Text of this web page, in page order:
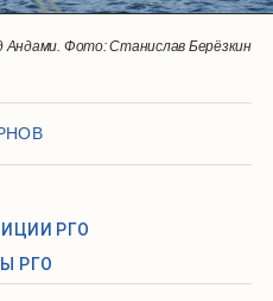
Андами. Фото: Станислав Берёзкин
Фото: Станислав Берёзкин
океану. Фото: Станислав Берёзкин
морей. Фото: Станислав Берёзкин
скалах. Фото: Станислав Берёзкин
Фото: Станислав Берёзкин
Тихого. Фото: Станислав Берёзкин
теплее. Фото: Станислав Берёзкин
вахте. Фото: Станислав Берёзкин
с горами. Фото: Станислав Берёзкин
РГО
РГО